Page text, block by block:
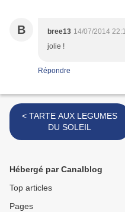
B bree13 14/07/2014
jolie !
Répondre
< TARTE AUX LEGUMES
DU SOLEIL
Hébergé par Canalblog
Top articles
Pages